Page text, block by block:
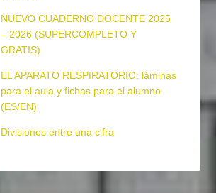
NUEVO CUADERNO DOCENTE 2025
– 2026 (SUPERCOMPLETO Y
GRATIS)
EL APARATO RESPIRATORIO: láminas
para el aula y fichas para el alumno
(ES/EN)
Divisiones entre una cifra